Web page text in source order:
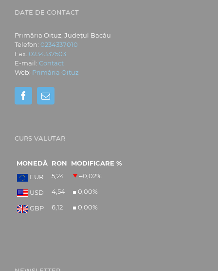
DATE DE CONTACT
Primăria Oituz, Județul Bacău
Telefon: 0234337010
Fax: 0234337503
E-mail: Contact
Web: Primăria Oituz
CURS VALUTAR
MONEDĂ RON
MODIFICARE %
EUR
5,24 –0,02%
USD 4,54 0,00%
GBP 6,12 0,00%